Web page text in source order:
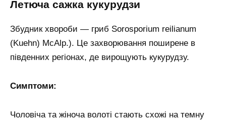
Летюча сажка кукурудзи
Збудник хвороби — гриб Sorosporium reilianum
(Kuehn) McAlp.). Це захворювання поширене в
південних регіонах, де вирощують кукурудзу.
Симптоми:
Чоловіча та жіноча волоті стають схожі на темну